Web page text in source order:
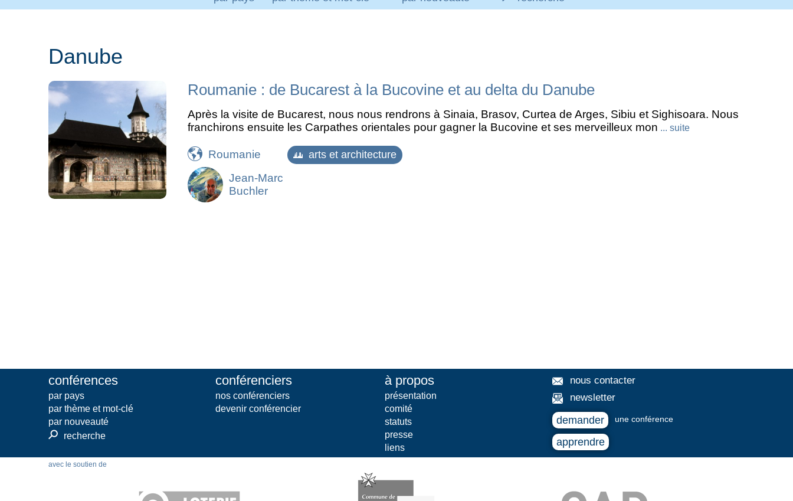
Danube
Roumanie : de Bucarest à la Bucovine et au delta du Danube
Après la visite de Bucarest, nous nous rendrons à Sinaia, Brasov, Curtea de Arges, Sibiu et Sighisoara. Nous
franchirons ensuite les Carpathes orientales pour gagner la Bucovine et ses merveilleux mon ... suite
Roumanie arts et architecture
Jean-Marc
Buchler
conférences
par pays
par thème et mot-clé
par nouveauté
⚲ recherche
conférenciers
nos conférenciers
devenir conférencier
à propos
présentation
comité
statuts
presse
liens
nous contacter
newsletter
demander une conférence
apprendre
avec le soutien de